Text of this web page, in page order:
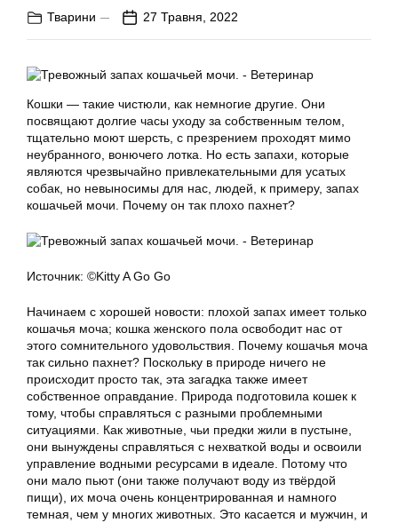
Тварини 27 Травня, 2022
Кошки — такие чистюли, как немногие другие. Они
посвящают долгие часы уходу за собственным телом,
тщательно моют шерсть, с презрением проходят мимо
неубранного, вонючего лотка. Но есть запахи, которые
являются чрезвычайно привлекательными для усатых
собак, но невыносимы для нас, людей, к примеру, запах
кошачьей мочи. Почему он так плохо пахнет?
Источник: ©Kitty A Go Go
Начинаем с хорошей новости: плохой запах имеет только
кошачья моча; кошка женского пола освободит нас от
этого сомнительного удовольствия. Почему кошачья моча
так сильно пахнет? Поскольку в природе ничего не
происходит просто так, эта загадка также имеет
собственное оправдание. Природа подготовила кошек к
тому, чтобы справляться с разными проблемными
ситуациями. Как животные, чьи предки жили в пустыне,
они вынуждены справляться с нехваткой воды и освоили
управление водными ресурсами в идеале. Потому что
они мало пьют (они также получают воду из твёрдой
пищи), их моча очень концентрированная и намного
темная, чем у многих животных. Это касается и мужчин, и